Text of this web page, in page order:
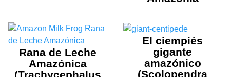
Rana de Leche
Amazónica
El ciempiés
gigante
amazónico
(Scolopendra